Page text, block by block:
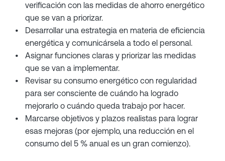
verificación con las medidas de ahorro energético
que se van a priorizar.
Desarrollar una estrategia en materia de eficiencia
energética y comunicársela a todo el personal.
Asignar funciones claras y priorizar las medidas
que se van a implementar.
Revisar su consumo energético con regularidad
para ser consciente de cuándo ha logrado
mejorarlo o cuándo queda trabajo por hacer.
Marcarse objetivos y plazos realistas para lograr
esas mejoras (por ejemplo, una reducción en el
consumo del 5 % anual es un gran comienzo).